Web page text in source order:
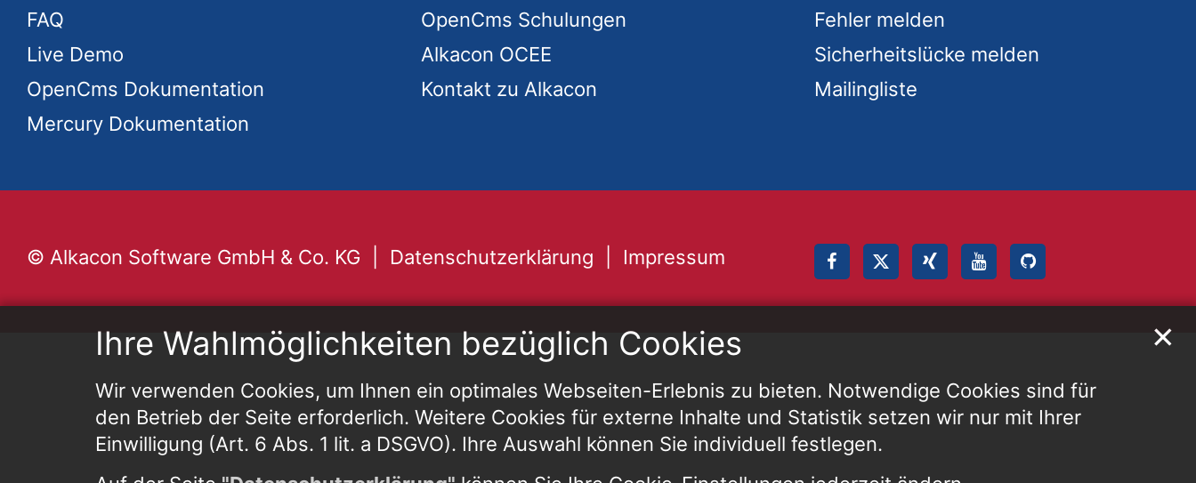
Ihre Wahlmöglichkeiten bezüglich Cookies
Wir verwenden Cookies, um Ihnen ein optimales Webseiten-Erlebnis zu bieten. Notwendige Cookies sind für
den Betrieb der Seite erforderlich. Weitere Cookies für externe Inhalte und Statistik setzen wir nur mit Ihrer
Einwilligung (Art. 6 Abs. 1 lit. a DSGVO). Ihre Auswahl können Sie individuell festlegen.
✕
FAQ
Live Demo
OpenCms Dokumentation
Mercury Dokumentation
OpenCms Schulungen
Alkacon OCEE
Kontakt zu Alkacon
Fehler melden
Sicherheitslücke melden
Mailingliste
© Alkacon Software GmbH & Co. KG Datenschutzerklärung Impressum